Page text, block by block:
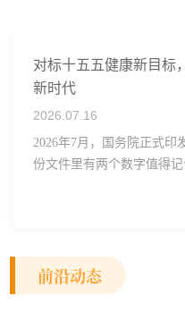
对标十五五健康新目标
新时代
2026.07.16
2026年7月，国务院正式
份文件里有两个数字值得
前沿动态